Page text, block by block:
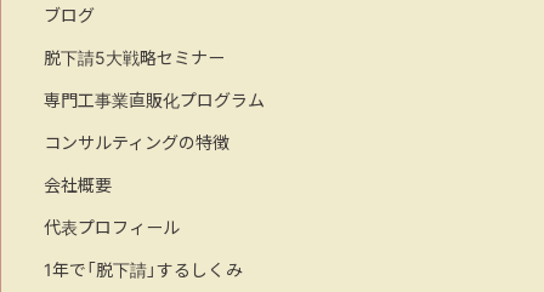
ブログ
脱下請5大戦略セミナー
専門工事業直販化プログラム
コンサルティングの特徴
会社概要
代表プロフィール
1年で「脱下請」するしくみ